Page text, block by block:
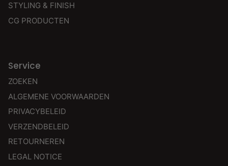
STYLING & FINISH
CG PRODUCTEN
Service
ZOEKEN
ALGEMENE VOORWAARDEN
PRIVACYBELEID
VERZENDBELEID
RETOURNEREN
LEGAL NOTICE